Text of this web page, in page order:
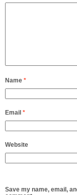
Name *
Email *
Website
Save my name, email,